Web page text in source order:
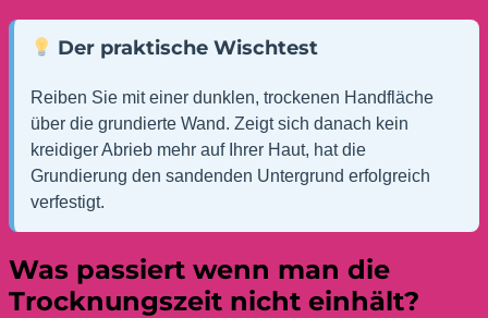
Der praktische Wischtest
Reiben Sie mit einer dunklen, trockenen Handfläche
über die grundierte Wand. Zeigt sich danach kein
kreidiger Abrieb mehr auf Ihrer Haut, hat die
Grundierung den sandenden Untergrund erfolgreich
verfestigt.
Was passiert wenn man die
Trocknungszeit nicht einhält?